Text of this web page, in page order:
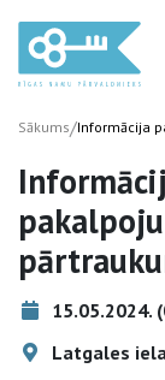
Sākums/Informācija
15.05.2024.
Latgales